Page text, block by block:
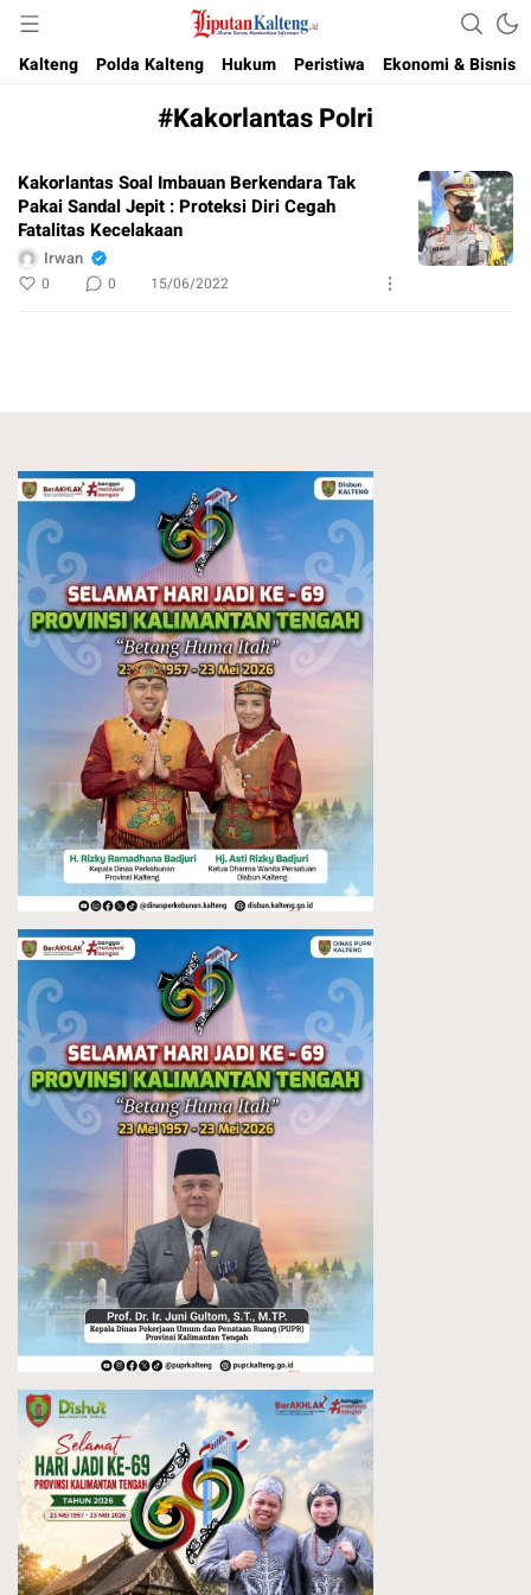
Liputan Kalteng
Akurat, Terpercaya & Independent
Kalteng
Polda Kalteng Hukum Peristiwa Ekonomi & Bisnis
#Kakorlantas Polri
Kakorlantas Soal Imbauan Berkendara Tak
Pakai Sandal Jepit : Proteksi Diri Cegah
Fatalitas Kecelakaan
Irwan
0 0 15/06/2022